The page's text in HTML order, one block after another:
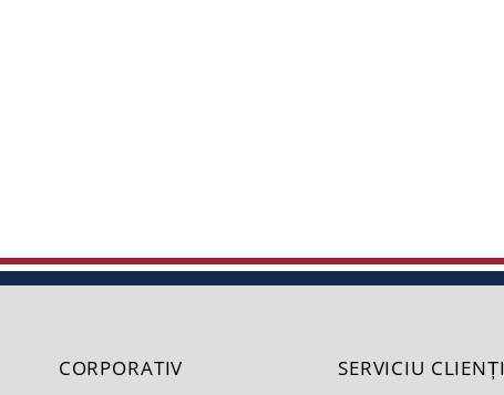
CORPORATIV SERVICIU CLIENȚI